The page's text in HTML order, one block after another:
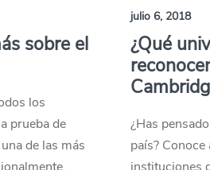
sobre el
los
prueba de
de las más
julio 6, 2018
¿Qué
¿Has
país?